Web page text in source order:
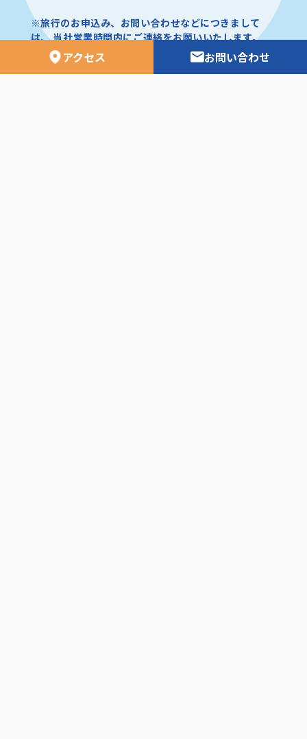
アクセス お問い合わせ
※旅行のお申込み、お問い合わせなどにつきまして
は、当社営業時間内にご連絡をお願いいたします。